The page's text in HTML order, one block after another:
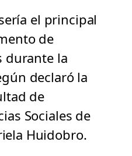
el principal
de
durante la
declaró la
de
Sociales de
Huidobro.